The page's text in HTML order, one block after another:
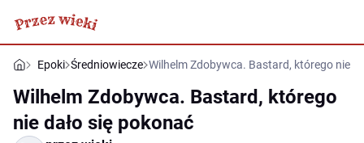
Epoki Średniowiecze Wilhelm Zdobywca. Bastard, którego nie
Wilhelm Zdobywca. Bastard, którego
nie dało się pokonać